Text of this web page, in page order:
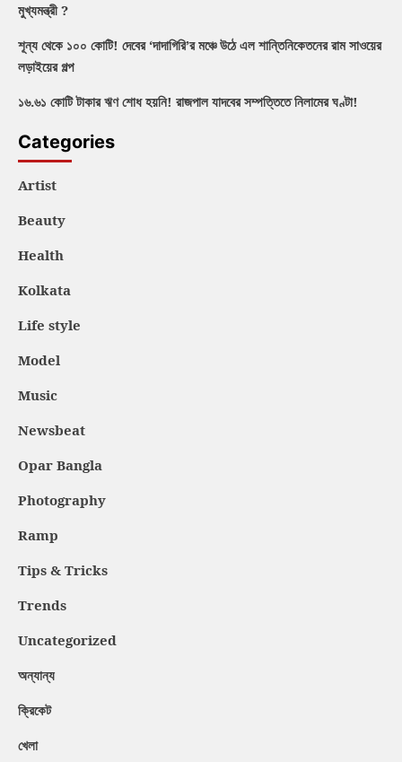
মুখ্যমন্ত্রী ?
শূন্য থেকে ১০০ কোটি! দেবের ‘দাদাগিরি’র মঞ্চে উঠে এল শান্তিনিকেতনের রাম সাওয়ের
লড়াইয়ের গল্প
১৬.৬১ কোটি টাকার ঋণ শোধ হয়নি! রাজপাল যাদবের সম্পত্তিতে নিলামের ঘণ্টা!
Categories
Artist
Beauty
Health
Kolkata
Life style
Model
Music
Newsbeat
Opar Bangla
Photography
Ramp
Tips & Tricks
Trends
Uncategorized
অন্যান্য
ক্রিকেট
খেলা